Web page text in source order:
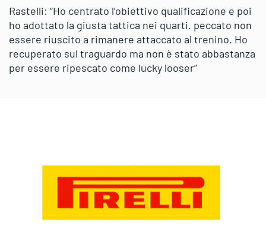
Rastelli: “Ho centrato l’obiettivo qualificazione e poi
ho adottato la giusta tattica nei quarti. peccato non
essere riuscito a rimanere attaccato al trenino. Ho
recuperato sul traguardo ma non è stato abbastanza
per essere ripescato come lucky looser”